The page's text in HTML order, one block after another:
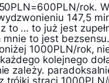
rok.
147,5
to … to już jest
to jest
1000PLN/rok,
kolejnego
zależy.
trójki straci